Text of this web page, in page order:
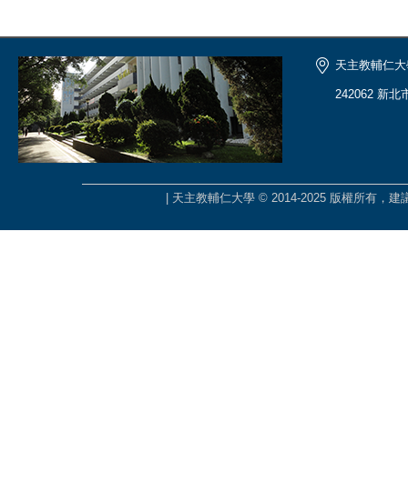
天主教輔仁
242062 新北
| 天主教輔仁大學 © 2014-2025 版權所有，